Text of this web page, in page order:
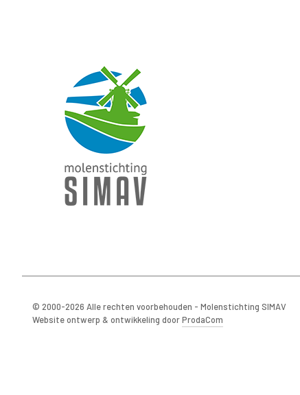
© 2000-2026 Alle rechten voorbehouden - Molenstichting SIMAV
Website ontwerp & ontwikkeling doorProdaCom